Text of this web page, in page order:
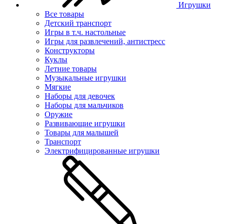
Игрушки
Все товары
Детский транспорт
Игры в т.ч. настольные
Игры для развлечений, антистресс
Конструкторы
Куклы
Летние товары
Музыкальные игрушки
Мягкие
Наборы для девочек
Наборы для мальчиков
Оружие
Развивающие игрушки
Товары для малышей
Транспорт
Электрифицированные игрушки